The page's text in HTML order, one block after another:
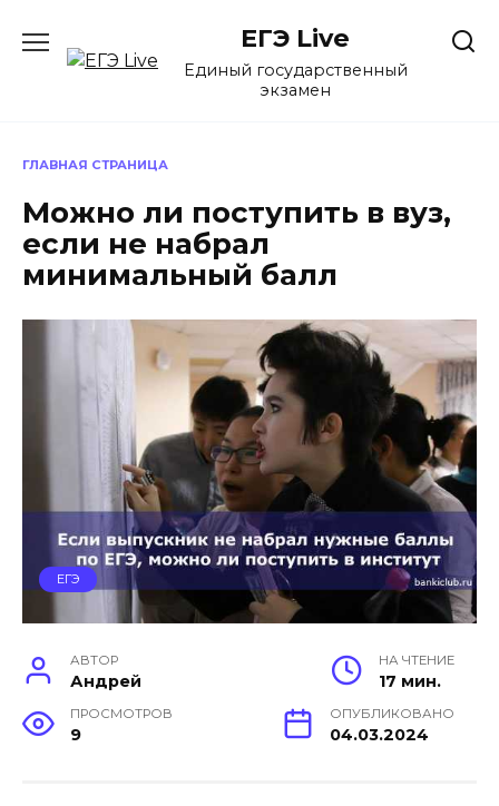
содержанию
ЕГЭ Live
Единый государственный
экзамен
ГЛАВНАЯ СТРАНИЦА
Можно ли поступить в вуз,
если не набрал
минимальный балл
ЕГЭ
АВТОР
Андрей
НА ЧТЕНИЕ
17 мин.
ПРОСМОТРОВ
9
ОПУБЛИКОВАНО
04.03.2024